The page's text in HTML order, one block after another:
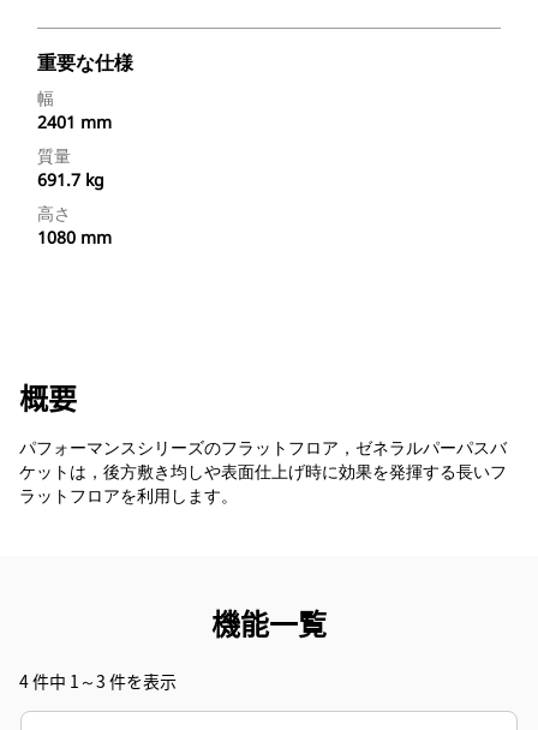
重要な仕様
幅
2401 mm
質量
691.7 kg
高さ
1080 mm
概要
パフォーマンスシリーズのフラットフロア，ゼネラルパーパスバ
ケットは，後方敷き均しや表面仕上げ時に効果を発揮する長いフ
ラットフロアを利用します。
機能一覧
4 件中 1～3 件を表示